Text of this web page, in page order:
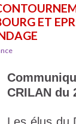
ET
CRILAN du